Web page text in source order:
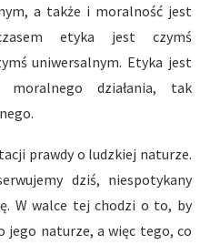
a także i moralność jest
etyka jest czymś
uniwersalnym. Etyka jest
działania, tak
prawdy o ludzkiej naturze.
dziś, niespotykany
W walce tej chodzi o to, by
jego naturze, a więc tego, co